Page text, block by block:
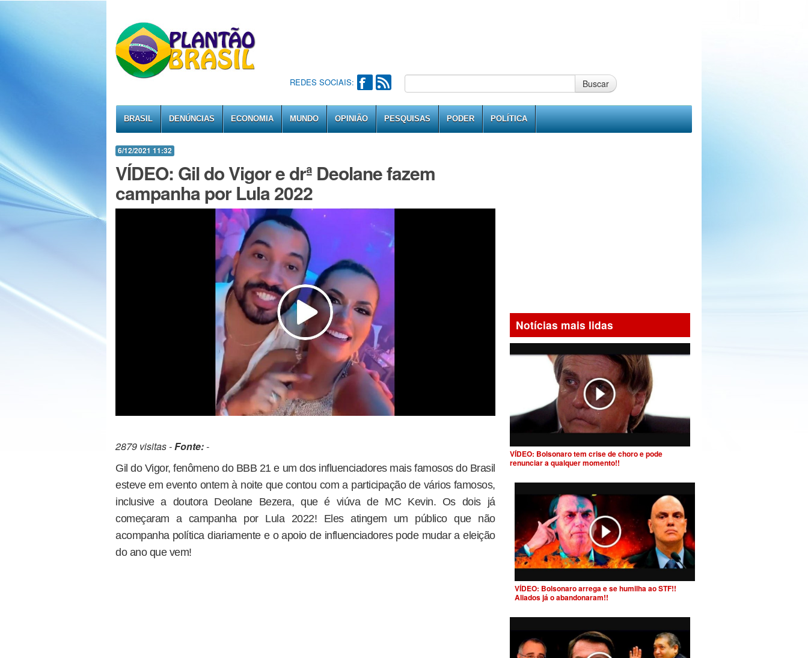
REDES SOCIAIS: Buscar
BRASIL DENÚNCIAS ECONOMIA MUNDO OPINIÃO PESQUISAS PODER POLÍTICA
6/12/2021 11:32
VÍDEO: Gil do Vigor e drª Deolane fazem
campanha por Lula 2022
2879 visitas -Fonte:-
Gil do Vigor, fenômeno do BBB 21 e um dos influenciadores mais famosos do Brasil
esteve em evento ontem à noite que contou com a participação de vários famosos,
inclusive a doutora Deolane Bezera, que é viúva de MC Kevin. Os dois já
começaram a campanha por Lula 2022! Eles atingem um público que não
acompanha política diariamente e o apoio de influenciadores pode mudar a eleição
do ano que vem!
Notícias mais lidas
VÍDEO: Bolsonaro tem crise de choro e pode
renunciar a qualquer momento!!
VÍDEO: Bolsonaro arrega e se humilha ao STF!!
Aliados já o abandonaram!!